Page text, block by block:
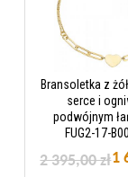
Bransoletka z
serce i
podwójnym
FUG2-17-
1
2 395,00 zł